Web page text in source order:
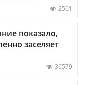
2561
показало,
заселяет
36579